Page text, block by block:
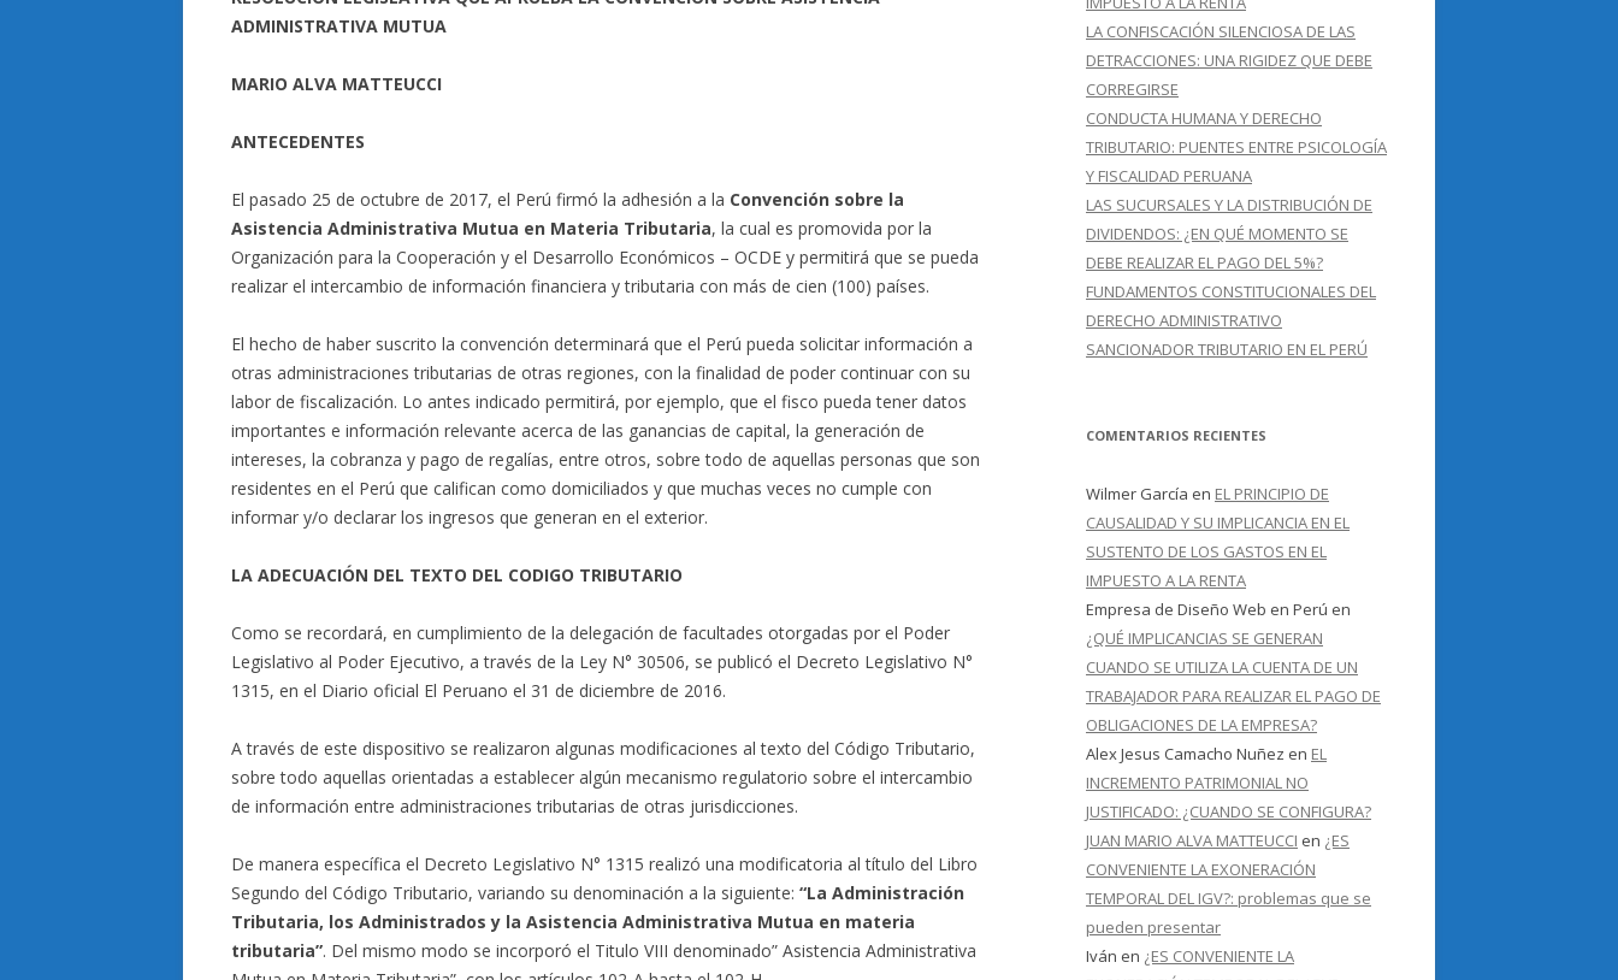
ADMINISTRATIVA MUTUA
MARIO ALVA MATTEUCCI
ANTECEDENTES
El pasado 25 de octubre de 2017, el Perú firmó la adhesión a la Convención sobre la
Asistencia Administrativa Mutua en Materia Tributaria, la cual es promovida por la
Organización para la Cooperación y el Desarrollo Económicos – OCDE y permitirá que se pueda
realizar el intercambio de información financiera y tributaria con más de cien (100) países.
El hecho de haber suscrito la convención determinará que el Perú pueda solicitar información a
otras administraciones tributarias de otras regiones, con la finalidad de poder continuar con su
labor de fiscalización. Lo antes indicado permitirá, por ejemplo, que el fisco pueda tener datos
importantes e información relevante acerca de las ganancias de capital, la generación de
intereses, la cobranza y pago de regalías, entre otros, sobre todo de aquellas personas que son
residentes en el Perú que califican como domiciliados y que muchas veces no cumple con
informar y/o declarar los ingresos que generan en el exterior.
LA ADECUACIÓN DEL TEXTO DEL CODIGO TRIBUTARIO
Como se recordará, en cumplimiento de la delegación de facultades otorgadas por el Poder
Legislativo al Poder Ejecutivo, a través de la Ley N° 30506, se publicó el Decreto Legislativo N°
1315, en el Diario oficial El Peruano el 31 de diciembre de 2016.
A través de este dispositivo se realizaron algunas modificaciones al texto del Código Tributario,
sobre todo aquellas orientadas a establecer algún mecanismo regulatorio sobre el intercambio
de información entre administraciones tributarias de otras jurisdicciones.
De manera específica el Decreto Legislativo N° 1315 realizó una modificatoria al título del Libro
Segundo del Código Tributario, variando su denominación a la siguiente: “La Administración
Tributaria, los Administrados y la Asistencia Administrativa Mutua en materia
tributaria”. Del mismo modo se incorporó el Titulo VIII denominado” Asistencia Administrativa
LA CONFISCACIÓN SILENCIOSA DE LAS
DETRACCIONES: UNA RIGIDEZ QUE DEBE
CORREGIRSE
CONDUCTA HUMANA Y DERECHO
TRIBUTARIO: PUENTES ENTRE PSICOLOGÍA
Y FISCALIDAD PERUANA
LAS SUCURSALES Y LA DISTRIBUCIÓN DE
DIVIDENDOS: ¿EN QUÉ MOMENTO SE
DEBE REALIZAR EL PAGO DEL 5%?
FUNDAMENTOS CONSTITUCIONALES DEL
DERECHO ADMINISTRATIVO
SANCIONADOR TRIBUTARIO EN EL PERÚ
COMENTARIOS RECIENTES
Wilmer García en EL PRINCIPIO DE
CAUSALIDAD Y SU IMPLICANCIA EN EL
SUSTENTO DE LOS GASTOS EN EL
IMPUESTO A LA RENTA
Empresa de Diseño Web en Perú en
¿QUÉ IMPLICANCIAS SE GENERAN
CUANDO SE UTILIZA LA CUENTA DE UN
TRABAJADOR PARA REALIZAR EL PAGO DE
OBLIGACIONES DE LA EMPRESA?
Alex Jesus Camacho Nuñez en EL
INCREMENTO PATRIMONIAL NO
JUSTIFICADO: ¿CUANDO SE CONFIGURA?
JUAN MARIO ALVA MATTEUCCI en ¿ES
CONVENIENTE LA EXONERACIÓN
TEMPORAL DEL IGV?: problemas que se
pueden presentar
Iván en ¿ES CONVENIENTE LA